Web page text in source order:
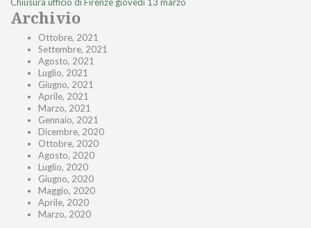
Archivio
Ottobre, 2021
Settembre, 2021
Agosto, 2021
Luglio, 2021
Giugno, 2021
Aprile, 2021
Marzo, 2021
Gennaio, 2021
Dicembre, 2020
Ottobre, 2020
Agosto, 2020
Luglio, 2020
Giugno, 2020
Maggio, 2020
Aprile, 2020
Marzo, 2020